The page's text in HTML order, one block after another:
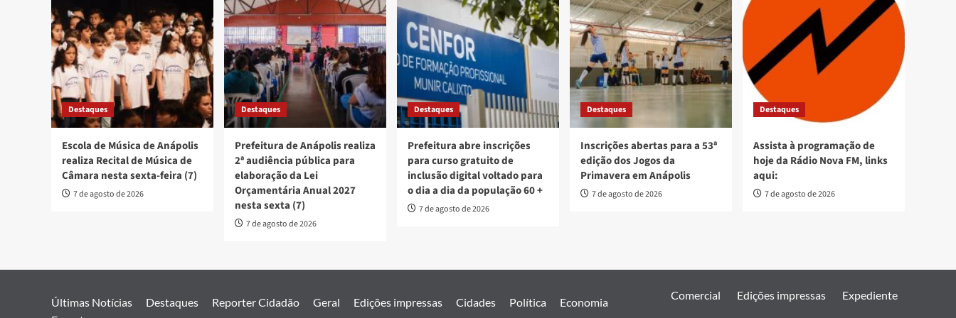
Destaques
Escola de Música de Anápolis
realiza Recital de Música de
Câmara nesta sexta-feira (7)
7 de agosto de 2026
Destaques
Prefeitura de Anápolis realiza
2ª audiência pública para
elaboração da Lei
Orçamentária Anual 2027
nesta sexta (7)
7 de agosto de 2026
Destaques
Prefeitura abre inscrições
para curso gratuito de
inclusão digital voltado para
o dia a dia da população 60 +
7 de agosto de 2026
Destaques
Inscrições abertas para a 53ª
edição dos Jogos da
Primavera em Anápolis
7 de agosto de 2026
Destaques
Assista à programação de
hoje da Rádio Nova FM, links
aqui:
7 de agosto de 2026
Últimas Notícias Destaques Reporter Cidadão Geral Edições impressas Cidades Política
Economia
Comercial Edições impressas Expediente